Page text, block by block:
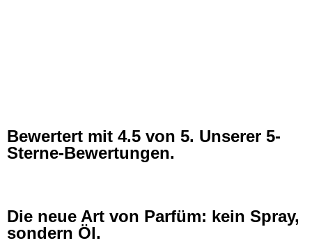
Bewertert mit 4.5 von 5. Unserer 5-
Sterne-Bewertungen.
Die neue Art von Parfüm: kein Spray,
sondern Öl.